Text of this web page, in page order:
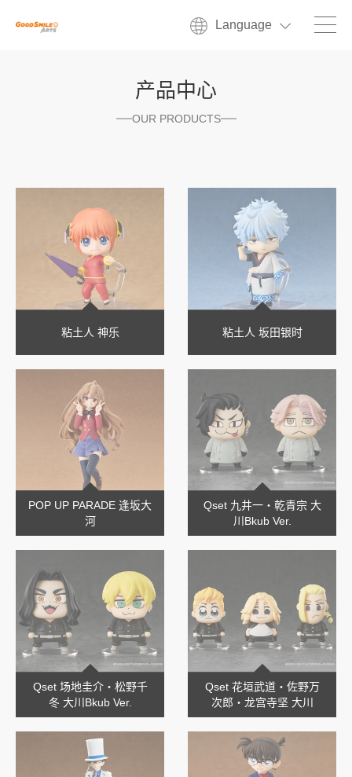
Language
产品中心
OUR PRODUCTS
粘土人 神乐 粘土人 坂田银时
POP UP PARADE 逢坂大
河
Qset 九井一・乾青宗 大
川Bkub Ver.
Qset 场地圭介・松野千
冬 大川Bkub Ver.
Qset 花垣武道・佐野万
次郎・龙宫寺坚 大川
Bkub Ver.